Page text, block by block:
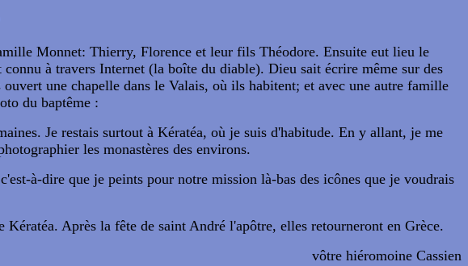
Monnet: Thierry, Florence et leur fils Théodore. Ensuite eut lieu le
à travers Internet (la boîte du diable). Dieu sait écrire même sur des
une chapelle dans le Valais, où ils habitent; et avec une autre famille
du baptême :
Je restais surtout à Kératéa, où je suis d'habitude. En y allant, je me
les monastères des environs.
à-dire que je peints pour notre mission là-bas des icônes que je voudrais
Après la fête de saint André l'apôtre, elles retourneront en Grèce.
vôtre hiéromoine Cassien